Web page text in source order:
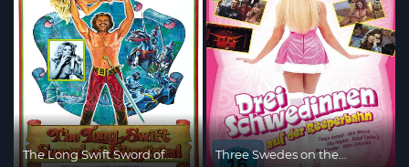
The Long Swift Sword of
Three Swedes on the